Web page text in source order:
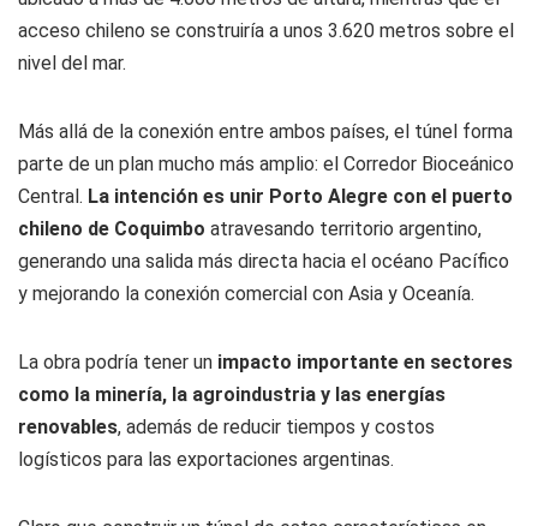
acceso chileno se construiría a unos 3.620 metros sobre el
nivel del mar.
Más allá de la conexión entre ambos países, el túnel forma
parte de un plan mucho más amplio: el Corredor Bioceánico
Central. La intención es unir Porto Alegre con el puerto
chileno de Coquimbo atravesando territorio argentino,
generando una salida más directa hacia el océano Pacífico
y mejorando la conexión comercial con Asia y Oceanía.
La obra podría tener un impacto importante en sectores
como la minería, la agroindustria y las energías
renovables, además de reducir tiempos y costos
logísticos para las exportaciones argentinas.